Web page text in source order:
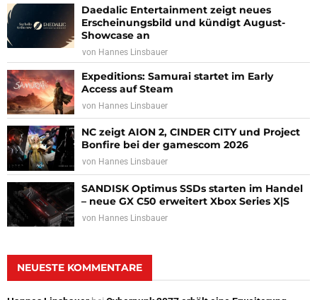
Daedalic Entertainment zeigt neues
Erscheinungsbild und kündigt August-
Showcase an
von Hannes Linsbauer
Expeditions: Samurai startet im Early
Access auf Steam
von Hannes Linsbauer
NC zeigt AION 2, CINDER CITY und Project
Bonfire bei der gamescom 2026
von Hannes Linsbauer
SANDISK Optimus SSDs starten im Handel
– neue GX C50 erweitert Xbox Series X|S
von Hannes Linsbauer
NEUESTE KOMMENTARE